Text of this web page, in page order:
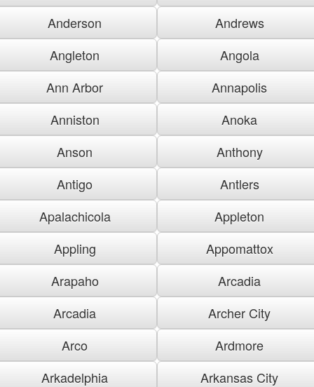
Anderson
Andrews
Angleton
Angola
Ann Arbor
Annapolis
Anniston
Anoka
Anson
Anthony
Antigo
Antlers
Apalachicola
Appleton
Appling
Appomattox
Arapaho
Arcadia
Arcadia
Archer City
Arco
Ardmore
Arkadelphia
Arkansas City